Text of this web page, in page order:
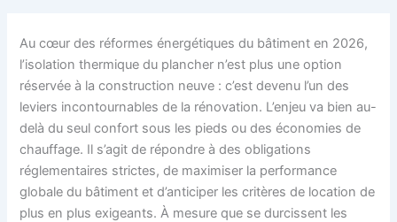
Au cœur des réformes énergétiques du bâtiment en 2026,
l’isolation thermique du plancher n’est plus une option
réservée à la construction neuve : c’est devenu l’un des
leviers incontournables de la rénovation. L’enjeu va bien au-
delà du seul confort sous les pieds ou des économies de
chauffage. Il s’agit de répondre à des obligations
réglementaires strictes, de maximiser la performance
globale du bâtiment et d’anticiper les critères de location de
plus en plus exigeants. À mesure que se durcissent les